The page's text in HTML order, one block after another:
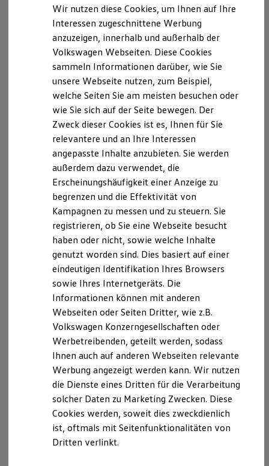
Laden unterwegs
Laden Zuhause
Ladestationen finden
Ladezeitensimulator
Batterie
Sicherheit
Nachhaltigkeit
Technologie
Kosten und Kauf
Kaufoptionen
E-Auto-Förderung
Software und Konnektivität
Die ID. Software 6
ID. Software Versionen und Updates
Digitale Extras
Schnittstellen zu Ihrem ID.
Hybridautos
Marke und Erlebnis
Volkswagen R und R Experience
R-Modelle
R Experience
Driving Experience
Volkswagen entdecken
Werkbesichtigung
Lifestyle Shop
T-Roc Kollektion
Golf Kollektion
ID. Kollektion
Volkswagen Kollektion
R-Kollektion
GTI Kollektion
Fußball Drop
we drive football
#wedriveproud
Besitzer und Service
Software Updates
Service und Ersatzteile
Persönlich haftende Gesellschafterin der
asw.AUTOMOBILE GmbH & Co. KG:
ASW Verwaltungs-GmbH
Heilbronner Straße 69
74172 Neckarsulm
Geschäftsführer: Lars Krause
Registergericht: Amtsgericht Stuttgart
Registernummer: HRB 107116
Umsatzsteuer-Identifikationsnummer nach §27a
Umsatzsteuergesetz: DE 205 880 386
Versicherungsvermittlerregister (
https://www.vermittlerregister.info)Register-Nr
VJV4-3NQWF-71
Hinweis gemäß § 36
Verbraucherstreitbeilegungsgesetz (VSBG)
Wir werden nicht an einem Streitbeilegungsverfahren
vor einer Verbraucherschlichtungsstelle im Sinne des
VSBG teilnehmen und sind hierzu auch nicht
verpflichtet.
Datenschutzerklärung
A. Verantwortlicher
Wir freuen uns, dass Sie unsere Webseite der
asw.AUTOMOBILE GmbH & Co. KG
Wir nutzen diese Cookies, um Ihnen auf Ihre
Interessen zugeschnittene Werbung
anzuzeigen, innerhalb und außerhalb der
Volkswagen Webseiten. Diese Cookies
sammeln Informationen darüber, wie Sie
unsere Webseite nutzen, zum Beispiel,
welche Seiten Sie am meisten besuchen oder
wie Sie sich auf der Seite bewegen. Der
Zweck dieser Cookies ist es, Ihnen für Sie
relevantere und an Ihre Interessen
angepasste Inhalte anzubieten. Sie werden
außerdem dazu verwendet, die
Erscheinungshäufigkeit einer Anzeige zu
begrenzen und die Effektivität von
Kampagnen zu messen und zu steuern. Sie
registrieren, ob Sie eine Webseite besucht
haben oder nicht, sowie welche Inhalte
genutzt worden sind. Dies basiert auf einer
eindeutigen Identifikation Ihres Browsers
sowie Ihres Internetgeräts. Die
Informationen können mit anderen
Webseiten oder Seiten Dritter, wie z.B.
Volkswagen Konzerngesellschaften oder
Werbetreibenden, geteilt werden, sodass
Ihnen auch auf anderen Webseiten relevante
Werbung angezeigt werden kann. Wir nutzen
die Dienste eines Dritten für die Verarbeitung
solcher Daten zu Marketing Zwecken. Diese
Cookies werden, soweit dies zweckdienlich
ist, oftmals mit Seitenfunktionalitäten von
Dritten verlinkt.